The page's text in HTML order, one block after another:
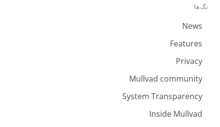
تگ‌ها
News
Features
Privacy
Mullvad community
System Transparency
Inside Mullvad